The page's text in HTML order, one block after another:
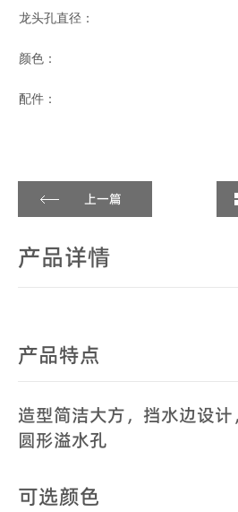
龙头孔直径：
颜色：
配件：
上一篇
产品详情
产品特点
造型简洁大方，挡水边设计
圆形溢水孔
可选颜色